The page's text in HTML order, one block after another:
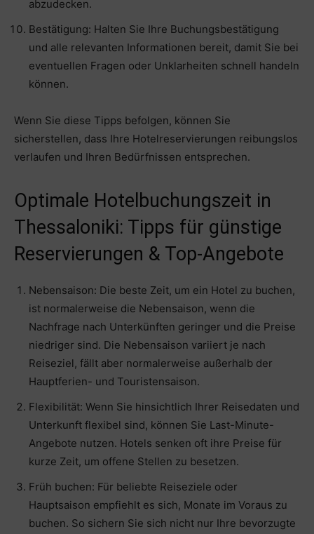
abzudecken.
Bestätigung: Halten Sie Ihre Buchungsbestätigung
und alle relevanten Informationen bereit, damit Sie bei
eventuellen Fragen oder Unklarheiten schnell handeln
können.
Wenn Sie diese Tipps befolgen, können Sie
sicherstellen, dass Ihre Hotelreservierungen reibungslos
verlaufen und Ihren Bedürfnissen entsprechen.
Optimale Hotelbuchungszeit in
Thessaloniki: Tipps für günstige
Reservierungen & Top-Angebote
Nebensaison: Die beste Zeit, um ein Hotel zu buchen,
ist normalerweise die Nebensaison, wenn die
Nachfrage nach Unterkünften geringer und die Preise
niedriger sind. Die Nebensaison variiert je nach
Reiseziel, fällt aber normalerweise außerhalb der
Hauptferien- und Touristensaison.
Flexibilität: Wenn Sie hinsichtlich Ihrer Reisedaten und
Unterkunft flexibel sind, können Sie Last-Minute-
Angebote nutzen. Hotels senken oft ihre Preise für
kurze Zeit, um offene Stellen zu besetzen.
Früh buchen: Für beliebte Reiseziele oder
Hauptsaison empfiehlt es sich, Monate im Voraus zu
buchen. So sichern Sie sich nicht nur Ihre bevorzugte